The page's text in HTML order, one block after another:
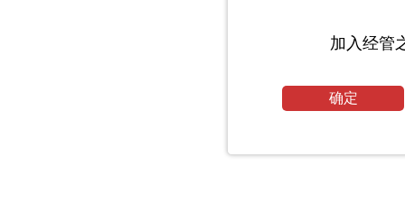
加入经管
确定